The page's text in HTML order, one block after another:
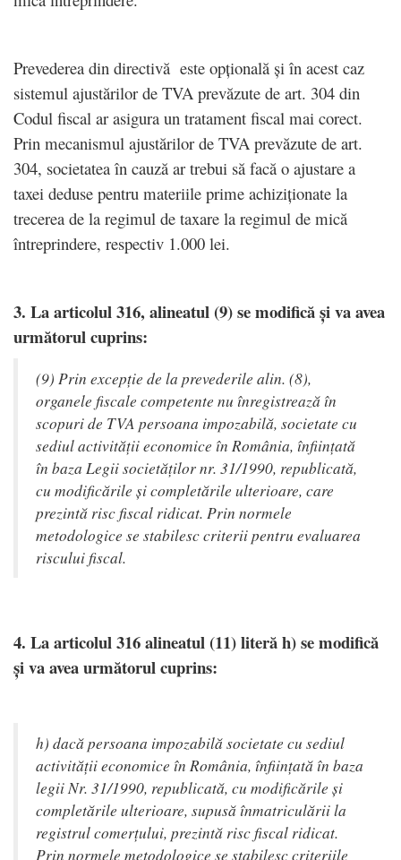
Prevederea din directivă este opțională și în acest caz
sistemul ajustărilor de TVA prevăzute de art. 304 din
Codul fiscal ar asigura un tratament fiscal mai corect.
Prin mecanismul ajustărilor de TVA prevăzute de art.
304, societatea în cauză ar trebui să facă o ajustare a
taxei deduse pentru materiile prime achiziționate la
trecerea de la regimul de taxare la regimul de mică
întreprindere, respectiv 1.000 lei.
3. La articolul 316, alineatul (9) se modifică și va avea
următorul cuprins:
(9) Prin excepție de la prevederile alin. (8),
organele fiscale competente nu înregistrează în
scopuri de TVA persoana impozabilă, societate cu
sediul activității economice în România, înființată
în baza Legii societăților nr. 31/1990, republicată,
cu modificările și completările ulterioare, care
prezintă risc fiscal ridicat. Prin normele
metodologice se stabilesc criterii pentru evaluarea
riscului fiscal.
4. La articolul 316 alineatul (11) literă h) se modifică
și va avea următorul cuprins:
h) dacă persoana impozabilă societate cu sediul
activității economice în România, înființată în baza
legii Nr. 31/1990, republicată, cu modificările și
completările ulterioare, supusă înmatriculării la
registrul comerțului, prezintă risc fiscal ridicat.
Prin normele metodologice se stabilesc criteriile